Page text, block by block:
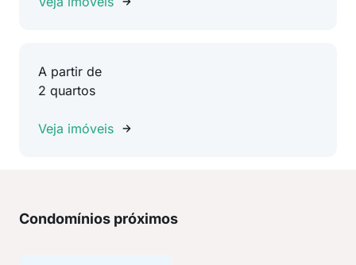
A partir de
2 quartos
Veja imóveis
Condomínios próximos